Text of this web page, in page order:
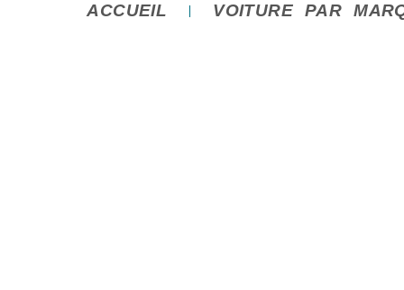
ACCUEIL VOITURE PAR